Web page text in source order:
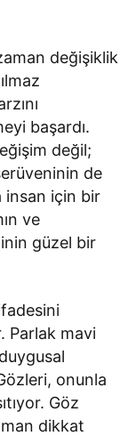
değişiklik
başardı.
değil;
de
insan için bir
ve
güzel bir
Parlak mavi
onunla
Göz
dikkat